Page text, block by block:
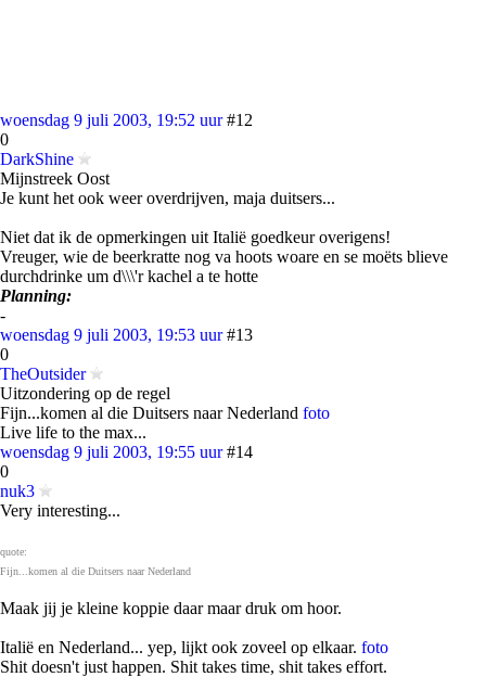
woensdag 9 juli 2003, 19:52 uur #12
0
DarkShine
Mijnstreek Oost
Je kunt het ook weer overdrijven, maja duitsers...
Niet dat ik de opmerkingen uit Italië goedkeur overigens!
Vreuger, wie de beerkratte nog va hoots woare en se moëts blieve
durchdrinke um d\\\'r kachel a te hotte
Planning:
-
woensdag 9 juli 2003, 19:53 uur #13
0
TheOutsider
Uitzondering op de regel
Fijn...komen al die Duitsers naar Nederland foto
Live life to the max...
woensdag 9 juli 2003, 19:55 uur #14
0
nuk3
Very interesting...
quote:
Fijn...komen al die Duitsers naar Nederland
Maak jij je kleine koppie daar maar druk om hoor.
Italië en Nederland... yep, lijkt ook zoveel op elkaar. foto
Shit doesn't just happen. Shit takes time, shit takes effort.